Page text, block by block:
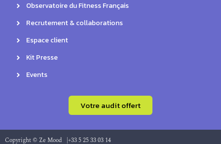
Observatoire du Fitness Français
Recrutement & collaborations
Espace client
Kit Presse
Events
Votre audit offert
Copyright © Ze Mood |+33 5 25 33 03 14